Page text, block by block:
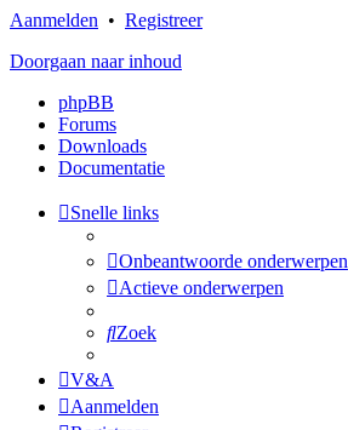
Aanmelden • Registreer
Doorgaan naar inhoud
phpBB
Forums
Downloads
Documentatie
Snelle links
Onbeantwoorde onderwerpen
Actieve onderwerpen
Zoek
V&A
Aanmelden